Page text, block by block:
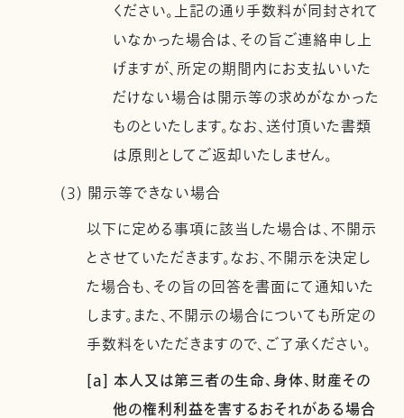
ください。上記の通り手数料が同封されて
いなかった場合は、その旨ご連絡申し上
げますが、所定の期間内にお支払いいた
だけない場合は開示等の求めがなかった
ものといたします。なお、送付頂いた書類
は原則としてご返却いたしません。
(3) 開示等できない場合
以下に定める事項に該当した場合は、不開示
とさせていただきます。なお、不開示を決定し
た場合も、その旨の回答を書面にて通知いた
します。また、不開示の場合についても所定の
手数料をいただきますので、ご了承ください。
[a] 本人又は第三者の生命、身体、財産その
他の権利利益を害するおそれがある場合